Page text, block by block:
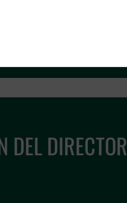
DEL